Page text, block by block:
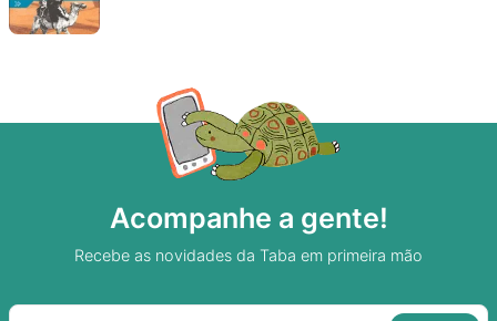
Acompanhe a gente!
Recebe as novidades da Taba em primeira mão